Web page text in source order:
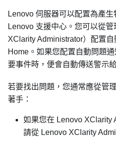
Lenovo 伺服器可以配置為產
Lenovo 支援中心。您可以從
XClarity Administrator）配置自
Home。如果您配置自動問題
要事件時，便會自動傳送警示
若要找出問題，您通常應從管
著手：
如果您在 Lenovo XClarity
請從 Lenovo XClarity